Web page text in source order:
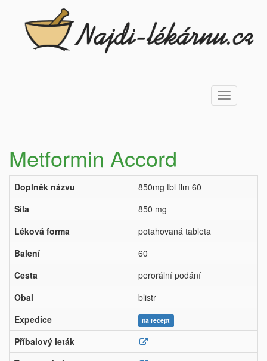
Toggle
navigation
Metformin Accord
Doplněk názvu
850mg tbl flm 60
Síla
850 mg
Léková forma
potahovaná tableta
Balení
60
Cesta
perorální podání
Obal
blistr
Expedice
na recept
Příbalový leták